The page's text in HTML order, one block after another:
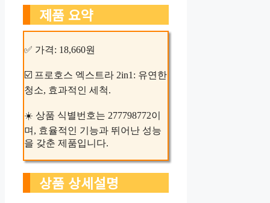
제품 요약
✅ 가격: 18,660원
☑️ 프로호스 엑스트라 2in1: 유연한
청소, 효과적인 세척.
☀️ 상품 식별번호는 277798772이
며, 효율적인 기능과 뛰어난 성능
을 갖춘 제품입니다.
상품 상세설명